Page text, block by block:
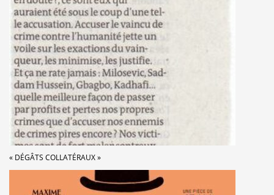
« DÉGÂTS COLLATÉRAUX »